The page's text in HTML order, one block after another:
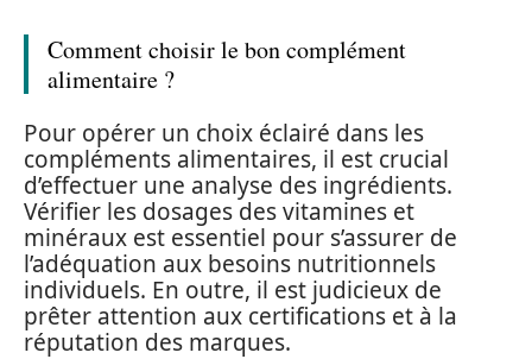
Comment choisir le bon complément
alimentaire ?
Pour opérer un choix éclairé dans les
compléments alimentaires, il est crucial
d’effectuer une analyse des ingrédients.
Vérifier les dosages des vitamines et
minéraux est essentiel pour s’assurer de
l’adéquation aux besoins nutritionnels
individuels. En outre, il est judicieux de
prêter attention aux certifications et à la
réputation des marques.